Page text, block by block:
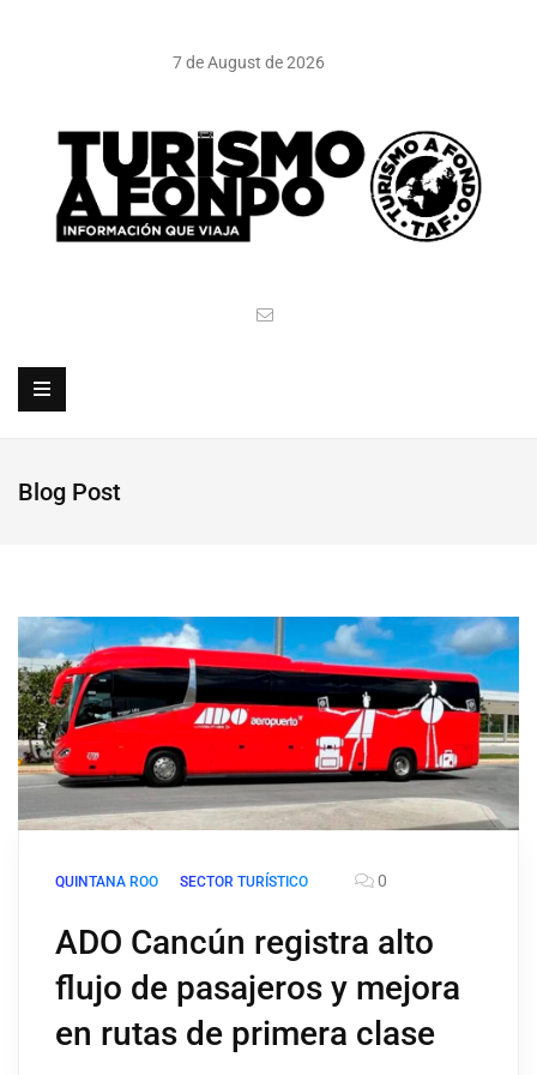
7 de August de 2026
Blog Post
QUINTANA ROO SECTOR TURÍSTICO 0
ADO Cancún registra alto
flujo de pasajeros y mejora
en rutas de primera clase